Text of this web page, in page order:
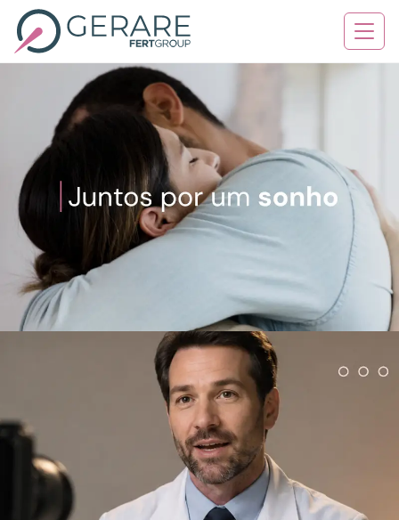
Quem Somos
Tratamentos
Serviços
Contato
Blog
Agende sua consulta